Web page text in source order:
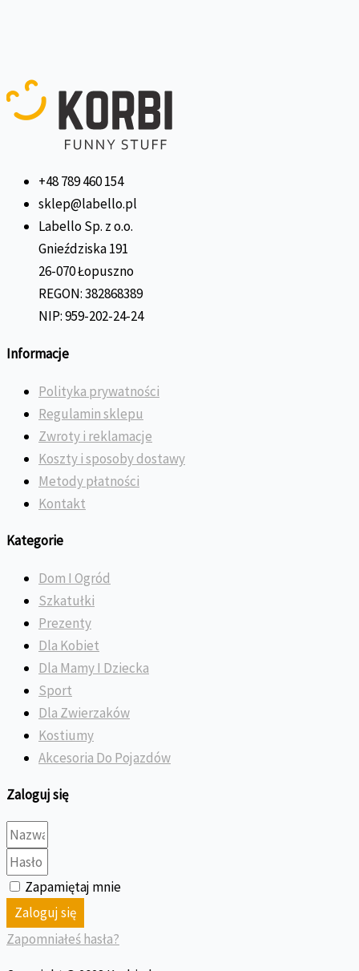
+48 789 460 154
sklep@labello.pl
Labello Sp. z o.o.
Gnieździska 191
26-070 Łopuszno
REGON: 382868389
NIP: 959-202-24-24
Informacje
Polityka prywatności
Regulamin sklepu
Zwroty i reklamacje
Koszty i sposoby dostawy
Metody płatności
Kontakt
Kategorie
Dom I Ogród
Szkatułki
Prezenty
Dla Kobiet
Dla Mamy I Dziecka
Sport
Dla Zwierzaków
Kostiumy
Akcesoria Do Pojazdów
Zaloguj się
Zapamiętaj mnie
Zaloguj się
Zapomniałeś hasła?